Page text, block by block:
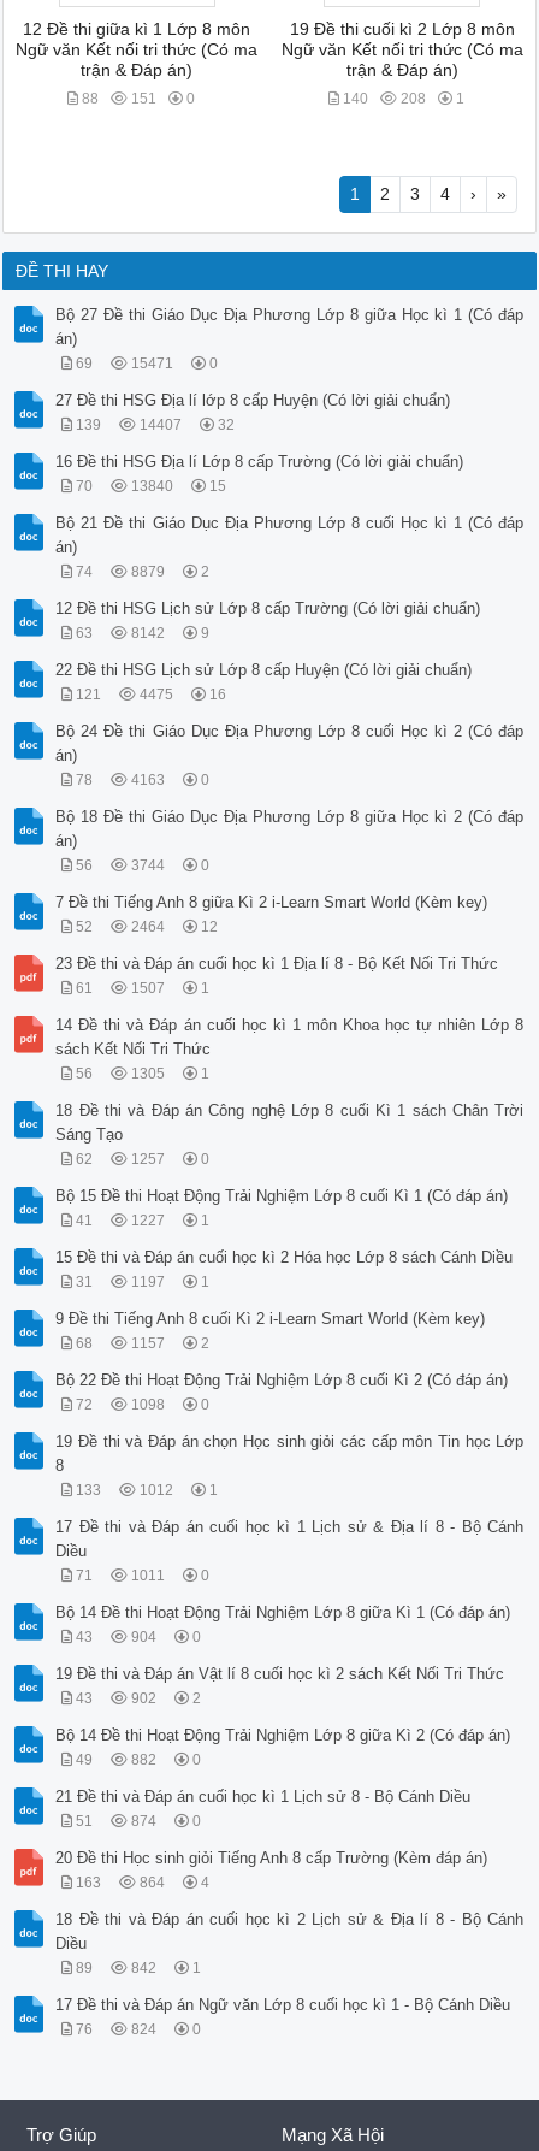
12 Đề thi giữa kì 1 Lớp 8 môn
Ngữ văn Kết nối tri thức (Có ma
trận & Đáp án)
88 151 0
19 Đề thi cuối kì 2 Lớp 8 môn
Ngữ văn Kết nối tri thức (Có ma
trận & Đáp án)
140 208 1
1 2 3 4 › »
ĐỀ THI HAY
Bộ 27 Đề thi Giáo Dục Địa Phương Lớp 8 giữa Học kì 1 (Có đáp
án)
69 15471 0
27 Đề thi HSG Địa lí lớp 8 cấp Huyện (Có lời giải chuẩn)
139 14407 32
16 Đề thi HSG Địa lí Lớp 8 cấp Trường (Có lời giải chuẩn)
70 13840 15
Bộ 21 Đề thi Giáo Dục Địa Phương Lớp 8 cuối Học kì 1 (Có đáp
án)
74 8879 2
12 Đề thi HSG Lịch sử Lớp 8 cấp Trường (Có lời giải chuẩn)
63 8142 9
22 Đề thi HSG Lịch sử Lớp 8 cấp Huyện (Có lời giải chuẩn)
121 4475 16
Bộ 24 Đề thi Giáo Dục Địa Phương Lớp 8 cuối Học kì 2 (Có đáp
án)
78 4163 0
Bộ 18 Đề thi Giáo Dục Địa Phương Lớp 8 giữa Học kì 2 (Có đáp
án)
56 3744 0
7 Đề thi Tiếng Anh 8 giữa Kì 2 i-Learn Smart World (Kèm key)
52 2464 12
23 Đề thi và Đáp án cuối học kì 1 Địa lí 8 - Bộ Kết Nối Tri Thức
61 1507 1
14 Đề thi và Đáp án cuối học kì 1 môn Khoa học tự nhiên Lớp 8
sách Kết Nối Tri Thức
56 1305 1
18 Đề thi và Đáp án Công nghệ Lớp 8 cuối Kì 1 sách Chân Trời
Sáng Tạo
62 1257 0
Bộ 15 Đề thi Hoạt Động Trải Nghiệm Lớp 8 cuối Kì 1 (Có đáp án)
41 1227 1
15 Đề thi và Đáp án cuối học kì 2 Hóa học Lớp 8 sách Cánh Diều
31 1197 1
9 Đề thi Tiếng Anh 8 cuối Kì 2 i-Learn Smart World (Kèm key)
68 1157 2
Bộ 22 Đề thi Hoạt Động Trải Nghiệm Lớp 8 cuối Kì 2 (Có đáp án)
72 1098 0
19 Đề thi và Đáp án chọn Học sinh giỏi các cấp môn Tin học Lớp
8
133 1012 1
17 Đề thi và Đáp án cuối học kì 1 Lịch sử & Địa lí 8 - Bộ Cánh
Diều
71 1011 0
Bộ 14 Đề thi Hoạt Động Trải Nghiệm Lớp 8 giữa Kì 1 (Có đáp án)
43 904 0
19 Đề thi và Đáp án Vật lí 8 cuối học kì 2 sách Kết Nối Tri Thức
43 902 2
Bộ 14 Đề thi Hoạt Động Trải Nghiệm Lớp 8 giữa Kì 2 (Có đáp án)
49 882 0
21 Đề thi và Đáp án cuối học kì 1 Lịch sử 8 - Bộ Cánh Diều
51 874 0
20 Đề thi Học sinh giỏi Tiếng Anh 8 cấp Trường (Kèm đáp án)
163 864 4
18 Đề thi và Đáp án cuối học kì 2 Lịch sử & Địa lí 8 - Bộ Cánh
Diều
89 842 1
17 Đề thi và Đáp án Ngữ văn Lớp 8 cuối học kì 1 - Bộ Cánh Diều
76 824 0
Trợ Giúp Mạng Xã Hội